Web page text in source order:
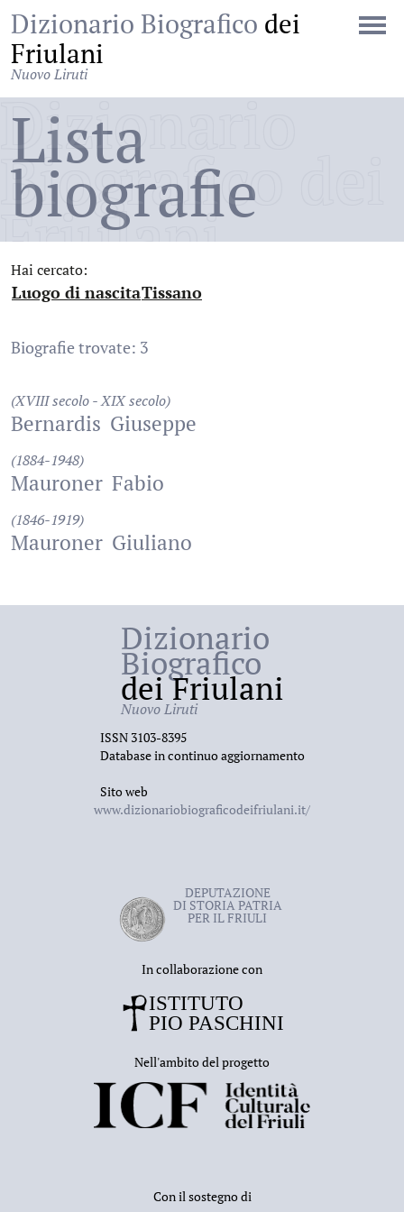
Dizionario Biografico dei
Friulani
Nuovo Liruti
Dizionario
Biografico dei
Friulani
Lista
biografie
Hai cercato:
Luogo di nascita
:Tissano
Biografie trovate: 3
(XVIII secolo - XIX secolo)
Bernardis Giuseppe
(1884-1948)
Mauroner Fabio
(1846-1919)
Mauroner Giuliano
Dizionario
Biografico
dei Friulani
Nuovo Liruti
ISSN 3103-8395
Database in continuo aggiornamento
Sito web
www.dizionariobiograficodeifriulani.it/
DEPUTAZIONE
DI STORIA PATRIA
PER IL FRIULI
In collaborazione con
Nell'ambito del progetto
Con il sostegno di